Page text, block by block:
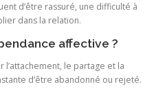
d’être rassuré, une difficulté à
dans la relation.
affective ?
l’attachement, le partage et la
d’être abandonné ou rejeté.